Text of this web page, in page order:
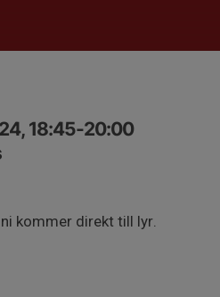
18:45-20:00
kommer direkt till lyr.